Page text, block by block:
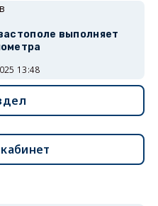
выполняет
13:48